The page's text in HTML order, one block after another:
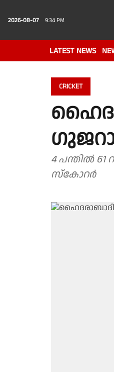
2026-08-07 9:34 PM
LATEST NEWS
CRICKET
4 പന്തിൽ
സ്കോറർ